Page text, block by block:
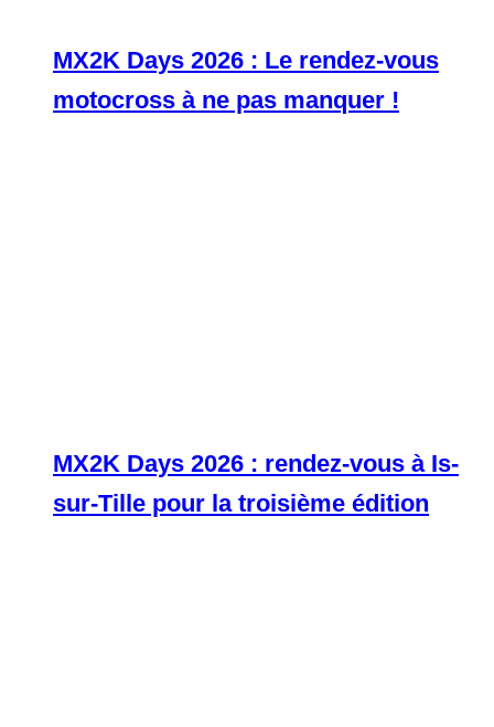
MX2K Days 2026 : Le rendez-vous
motocross à ne pas manquer !
MX2K Days 2026 : rendez-vous à Is-
sur-Tille pour la troisième édition